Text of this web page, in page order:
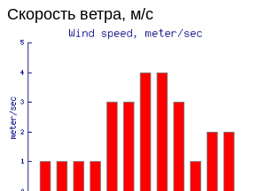
Скорость ветра, м/с